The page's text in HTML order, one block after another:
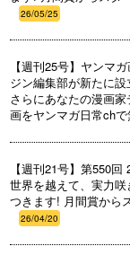
26/05/25
【週刊25号】ヤンマ
ジン編集部が新たに
さらにあなたの漫画
画をヤンマガ日常chで
【週刊21号】第550
世界を越えて、実力
つきます! 月間賞から
26/04/20